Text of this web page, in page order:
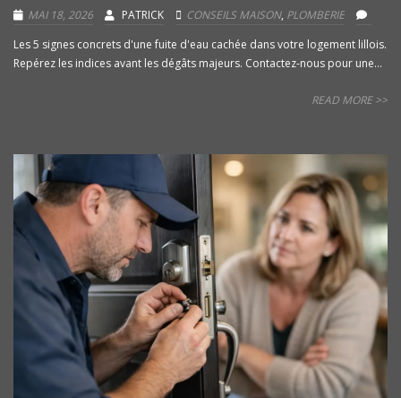
MAI 18, 2026 PATRICK CONSEILS MAISON, PLOMBERIE
Les 5 signes concrets d'une fuite d'eau cachée dans votre logement lillois.
Repérez les indices avant les dégâts majeurs. Contactez-nous pour une...
READ MORE >>